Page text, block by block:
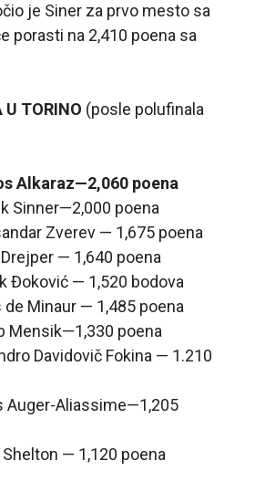
je Siner za prvo mesto sa
porasti na 2,410 poena sa
U TORINO (posle polufinala
Alkaraz—2,060 poena
Sinner—2,000 poena
Zverev — 1,675 poena
Drejper — 1,640 poena
Đoković — 1,520 bodova
de Minaur — 1,485 poena
Mensik—1,330 poena
Davidovič Fokina — 1.210
Auger-Aliassime—1,205
Shelton — 1,120 poena